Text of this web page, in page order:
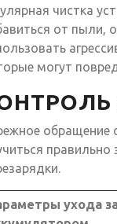
чистка
от пыли,
могут
обращение
правильно
ухода